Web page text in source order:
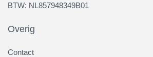
BTW: NL857948349B01
Overig
Contact